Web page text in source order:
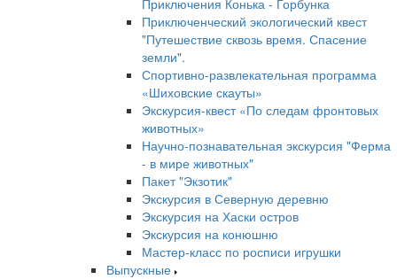
Приключенческий экологический квест
"Путешествие сквозь время. Спасение
земли".
Спортивно-развлекательная программа
«Шиховские скауты»
Экскурсия-квест «По следам фронтовых
животных»
Научно-познавательная экскурсия "Ферма
- в мире животных"
Пакет "Экзотик"
Экскурсия в Северную деревню
Экскурсия на Хаски остров
Экскурсия на конюшню
Мастер-класс по росписи игрушки
Выпускные